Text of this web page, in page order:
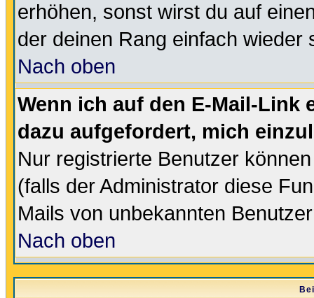
erhöhen, sonst wirst du auf
der deinen Rang einfach wieder
Nach oben
Wenn ich auf den E-Mail-Link
dazu aufgefordert, mich
Nur registrierte Benutzer
(falls der Administrator diese
Mails von unbekannten
Nach oben